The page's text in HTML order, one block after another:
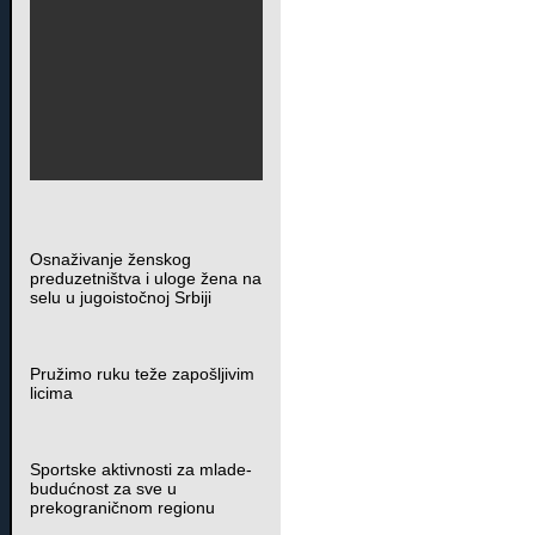
Osnaživanje ženskog
preduzetništva i uloge žena na
selu u jugoistočnoj Srbiji
Pružimo ruku teže zapošljivim
licima
Sportske aktivnosti za mlade-
budućnost za sve u
prekograničnom regionu